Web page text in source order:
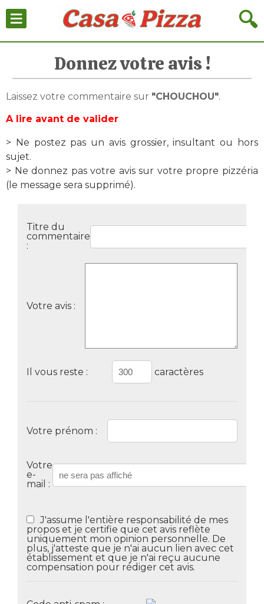
🔍
≡
Donnez votre avis !
Laissez votre commentaire sur "CHOUCHOU".
A lire avant de valider
> Ne postez pas un avis grossier, insultant ou hors
sujet.
> Ne donnez pas votre avis sur votre propre pizzéria
(le message sera supprimé).
Titre du
commentaire
:
Votre avis :
Il vous reste : caractères
Votre prénom :
Votre
e-
mail :
J'assume l'entière responsabilité de mes
propos et je certifie que cet avis reflète
uniquement mon opinion personnelle. De
plus, j'atteste que je n'ai aucun lien avec cet
établissement et que je n'ai reçu aucune
compensation pour rédiger cet avis.